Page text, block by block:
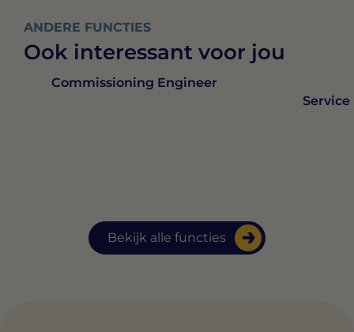
ANDERE FUNCTIES
Ook interessant voor jou
Bekijk alle functies
Commissioning Engineer